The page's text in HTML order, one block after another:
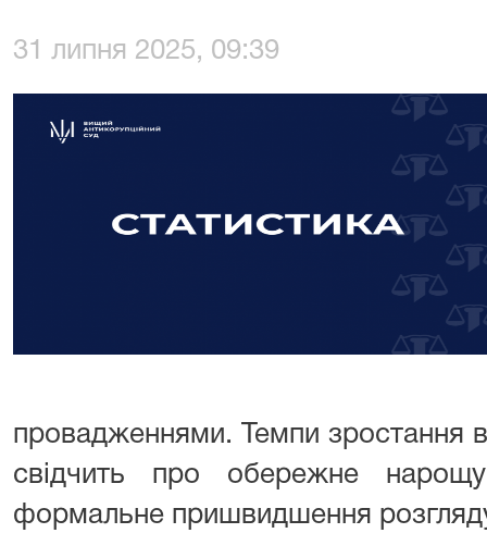
31 липня 2025, 09:39
провадженнями. Темпи зростання
свідчить про обережне
формальне пришвидшення